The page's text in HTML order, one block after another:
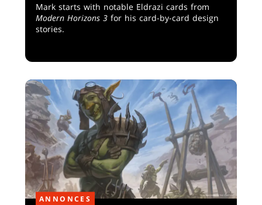
Mark starts with notable Eldrazi cards from
Modern Horizons 3 for his card-by-card design
stories.
ANNONCES